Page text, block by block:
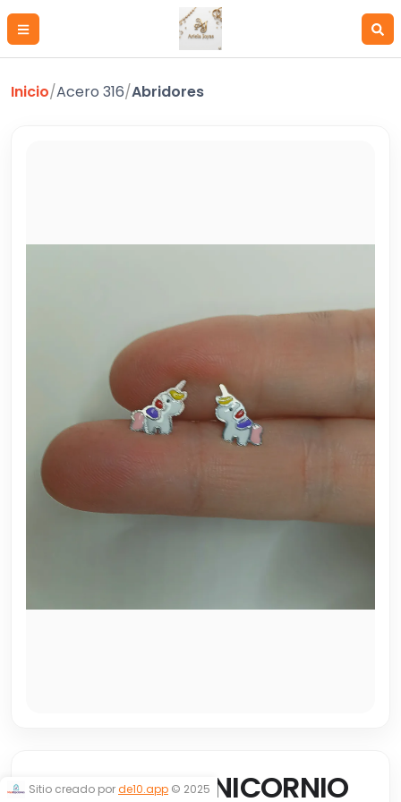
Inicio/Acero 316/Abridores
ABRIDORES UNICORNIO
Sitio creado porde10.app © 2025